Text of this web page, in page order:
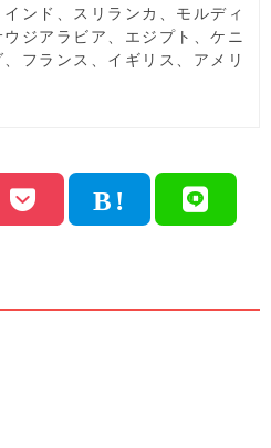
ンド、スリランカ、モルディ
ジアラビア、エジプト、ケニ
フランス、イギリス、アメリ